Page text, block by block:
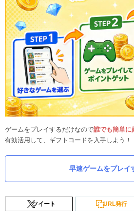
ゲームをプレイするだけなので誰でも簡単に
有効活用して、ギフトコードを入手しよう！
早速ゲームをプレイ
ツイート URL発行